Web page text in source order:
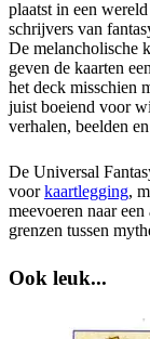
plaatst in een
schrijvers van
De melancholische
geven de kaarten
het deck misschien
juist boeiend voor
verhalen, beelden
De Universal
voorkaartlegging,
meevoeren naar
grenzen tussen
Ook leuk...